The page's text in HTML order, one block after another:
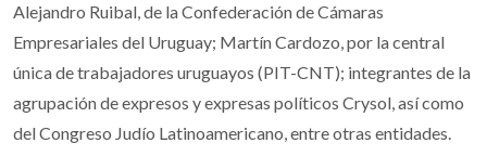
Alejandro Ruibal, de la Confederación de Cámaras
Empresariales del Uruguay; Martín Cardozo, por la central
única de trabajadores uruguayos (PIT-CNT); integrantes de la
agrupación de expresos y expresas políticos Crysol, así como
del Congreso Judío Latinoamericano, entre otras entidades.